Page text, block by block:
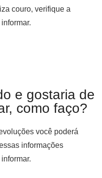
couro, verifique a
e gostaria de
como faço?
você poderá
informações